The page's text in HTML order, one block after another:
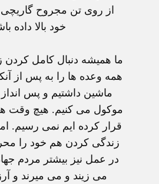
از روی تن مجروح گاريچی
خود بالا داده
ما هميشه دنبال کامل
همه وعده ها را به پس از
ماشين داشتيم و پس انداز
موکول می کنيم. هيچ وقت
قرار کرده ايم نمی رسيم. اما
زندگی کردن هم خود را
در عمل نيز بيشتر مردم
می زيند و می ميرند و